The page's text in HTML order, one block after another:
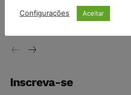
proibição dos jogos de azar no Brasil
Inscreva-se
Configurações Aceitar